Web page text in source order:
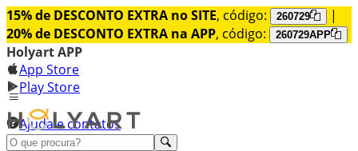
15% de DESCONTO EXTRA no SITE, código: 260729
|
20% de DESCONTO EXTRA na APP, código: 260729APP
Holyart APP
App Store
Play Store
Ajuda e contatos
Conheça premium